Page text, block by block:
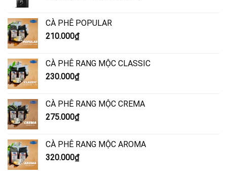
59.000.000₫.
CÀ PHÊ POPULAR
210.000₫
CÀ PHÊ RANG MỘC CLASSIC
230.000₫
CÀ PHÊ RANG MỘC CREMA
275.000₫
CÀ PHÊ RANG MỘC AROMA
320.000₫